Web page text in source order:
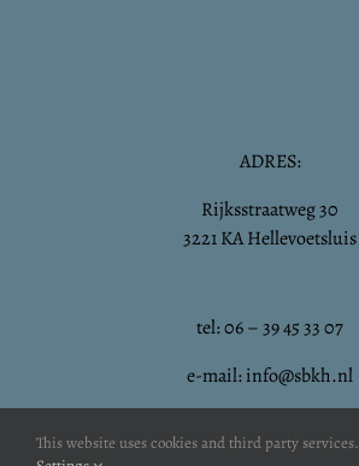
ADRES:
Rijksstraatweg 30
3221 KA Hellevoetsluis
tel: 06 – 39 45 33 07
e-mail: info@sbkh.nl
This website uses cookies and third party services.